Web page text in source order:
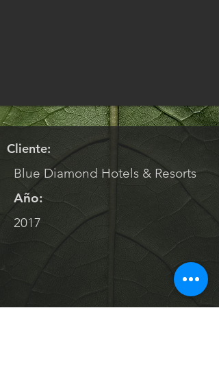
Cliente:
Blue Diamond Hotels & Resorts
Año:
2017